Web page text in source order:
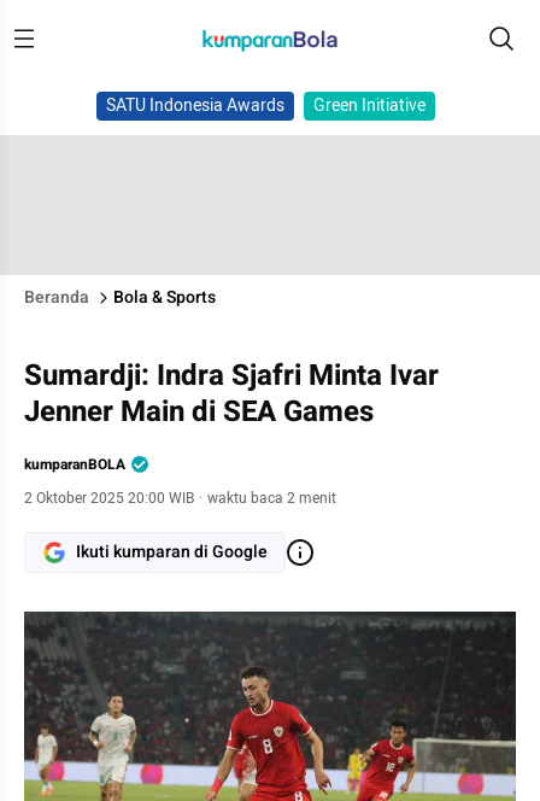
SATU Indonesia Awards Green Initiative
Beranda Bola & Sports
Sumardji: Indra Sjafri Minta Ivar
Jenner Main di SEA Games
kumparanBOLA
2 Oktober 2025 20:00 WIB · waktu baca 2 menit
Ikuti kumparan di Google